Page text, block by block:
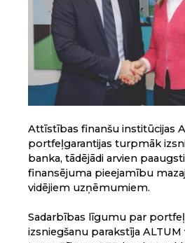
Attīstības finanšu institūcijas
portfeļgarantijas turpmāk
banka, tādējādi arvien
finansējuma pieejamību
vidējiem uzņēmumiem.
Sadarbības līgumu par
izsniegšanu parakstīja